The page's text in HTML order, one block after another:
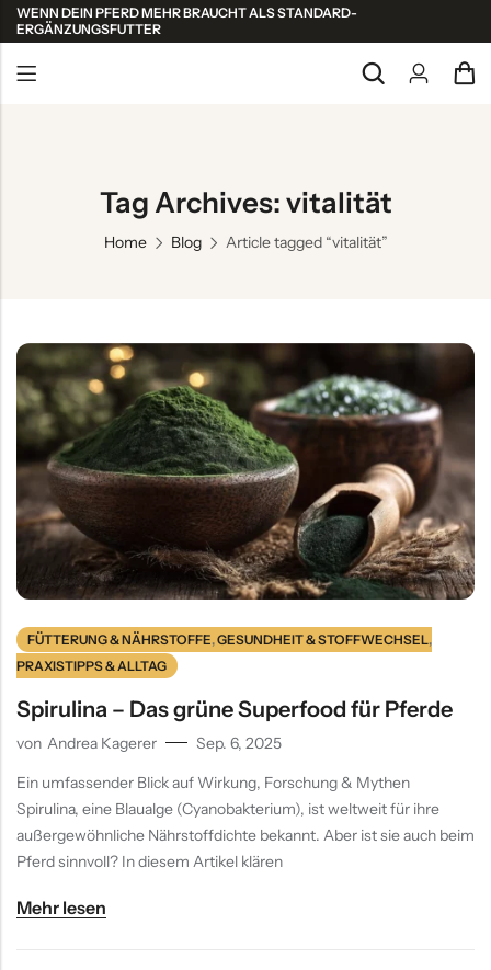
WENN DEIN PFERD MEHR BRAUCHT ALS STANDARD-
ERGÄNZUNGSFUTTER
Tag Archives: vitalität
Home Blog Article tagged “vitalität”
FÜTTERUNG & NÄHRSTOFFE,GESUNDHEIT & STOFFWECHSEL,
PRAXISTIPPS & ALLTAG
Spirulina – Das grüne Superfood für Pferde
von Andrea Kagerer
Sep. 6, 2025
Ein umfassender Blick auf Wirkung, Forschung & Mythen
Spirulina, eine Blaualge (Cyanobakterium), ist weltweit für ihre
außergewöhnliche Nährstoffdichte bekannt. Aber ist sie auch beim
Pferd sinnvoll? In diesem Artikel klären
Mehr lesen
Alle ansehen
Haut & Fell
Leistung & Regeneration
Nervensystem – Entspannung
Stoffwechsel – Detox
Verdauung